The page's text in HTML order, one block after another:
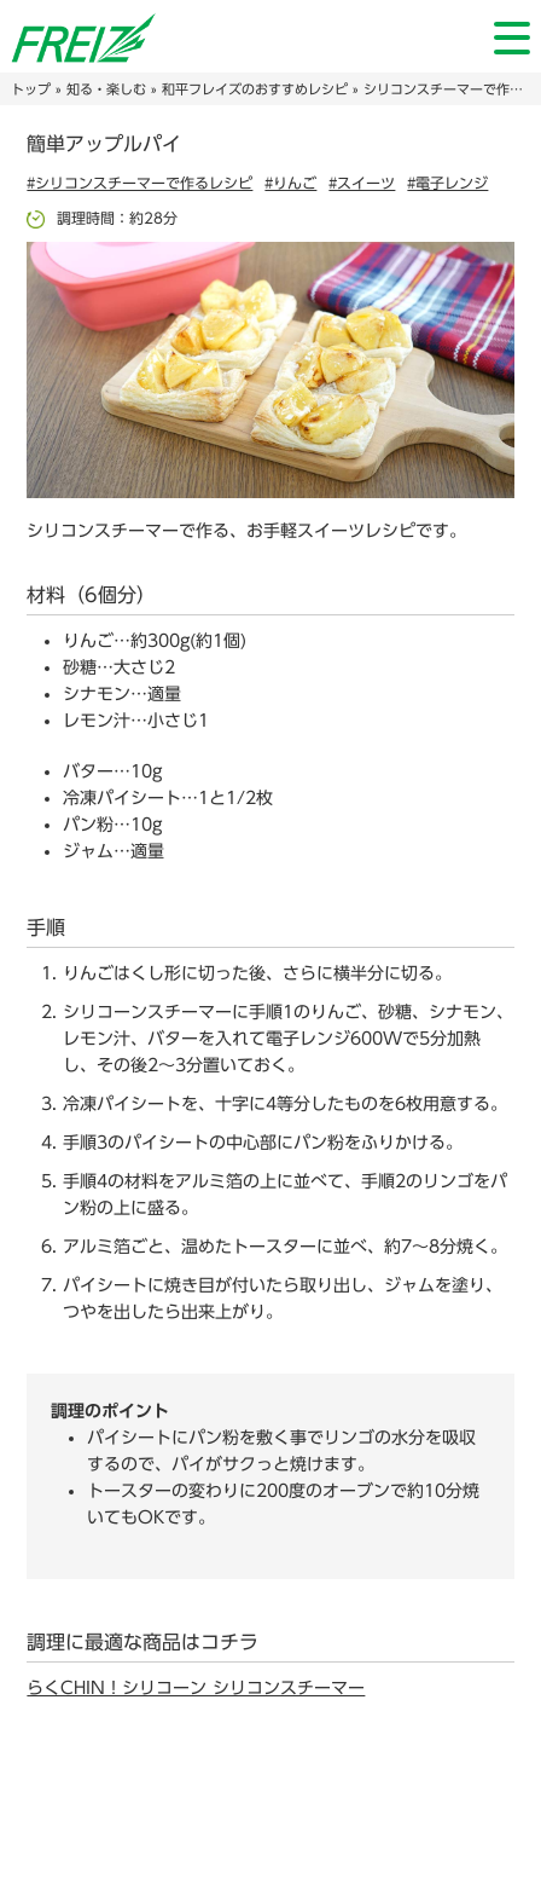
トップ» 知る・楽しむ» 和平フレイズのおすすめレシピ» シリコンスチーマーで作るレシピ
簡単アップルパイ
#シリコンスチーマーで作るレシピ #りんご #スイーツ #電子レンジ
調理時間：約28分
シリコンスチーマーで作る、お手軽スイーツレシピです。
材料（6個分）
りんご…約300g(約1個)
砂糖…大さじ2
シナモン…適量
レモン汁…小さじ1
バター…10g
冷凍パイシート…1と1/2枚
パン粉…10g
ジャム…適量
手順
りんごはくし形に切った後、さらに横半分に切る。
シリコーンスチーマーに手順1のりんご、砂糖、シナモン、
レモン汁、バターを⼊れて電⼦レンジ600Wで5分加熱
し、その後2〜3分置いておく。
冷凍パイシートを、⼗字に4等分したものを6枚⽤意する。
手順3のパイシートの中⼼部にパン粉をふりかける。
手順4の材料をアルミ箔の上に並べて、手順2のリンゴをパ
ン粉の上に盛る。
アルミ箔ごと、温めたトースターに並べ、約7〜8分焼く。
パイシートに焼き目が付いたら取り出し、ジャムを塗り、
つやを出したら出来上がり。
調理のポイント
パイシートにパン粉を敷く事でリンゴの⽔分を吸収
するので、パイがサクっと焼けます。
トースターの変わりに200度のオーブンで約10分焼
いてもOKです。
調理に最適な商品はコチラ
らくCHIN！シリコーン シリコンスチーマー